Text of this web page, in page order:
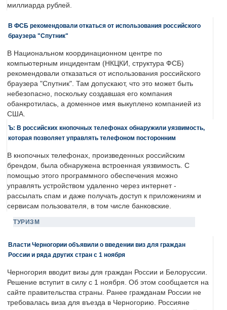
миллиарда рублей.
В ФСБ рекомендовали откаться от использования российского
браузера "Спутник"
В Национальном координационном центре по
компьютерным инцидентам (НКЦКИ, структура ФСБ)
рекомендовали отказаться от использования российского
браузера "Спутник". Там допускают, что это может быть
небезопасно, поскольку создавшая его компания
обанкротилась, а доменное имя выкуплено компанией из
США.
Ъ: В российских кнопочных телефонах обнаружили уязвимость,
которая позволяет управлять телефоном посторонним
В кнопочных телефонах, произведенных российским
брендом, была обнаружена встроенная уязвимость. С
помощью этого программного обеспечения можно
управлять устройством удаленно через интернет -
рассылать спам и даже получать доступ к приложениям и
сервисам пользователя, в том числе банковские.
ТУРИЗМ
Власти Черногории объявили о введении виз для граждан
России и ряда других стран с 1 ноября
Черногория вводит визы для граждан России и Белоруссии.
Решение вступит в силу с 1 ноября. Об этом сообщается на
сайте правительства страны. Ранее гражданам России не
требовалась виза для въезда в Черногорию. Россияне